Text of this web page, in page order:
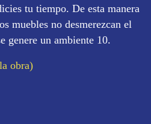
tu tiempo. De esta manera
muebles no desmerezcan el
genere un ambiente 10.
obra)